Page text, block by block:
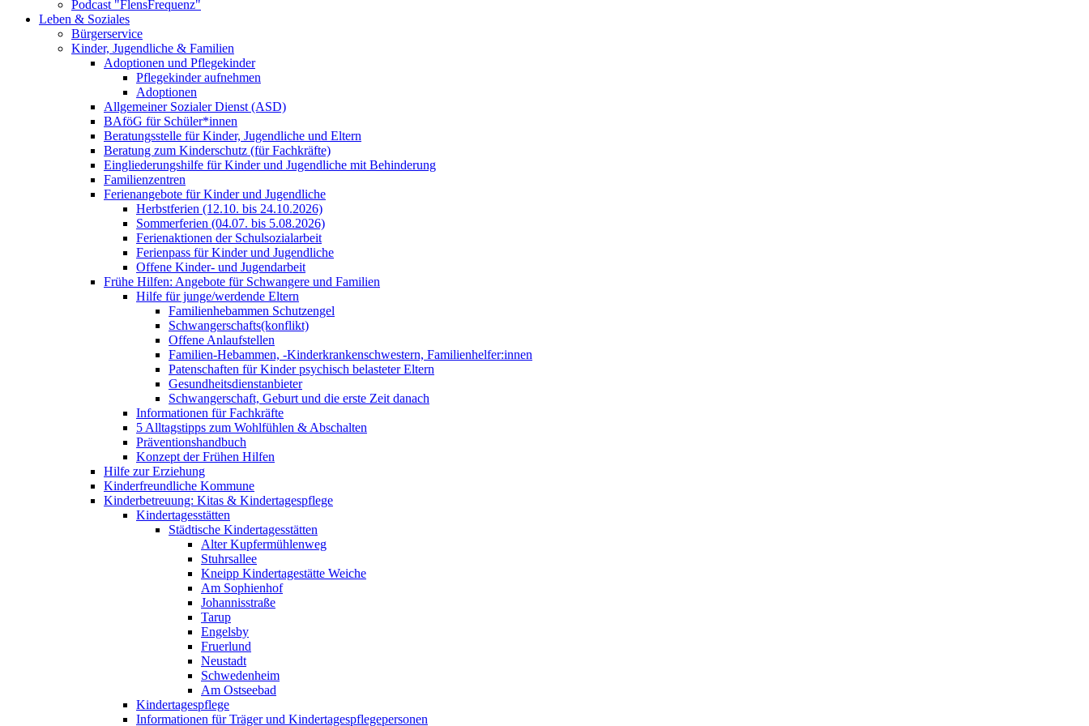
Podcast "FlensFrequenz"
Leben & Soziales
Bürgerservice
Kinder, Jugendliche & Familien
Adoptionen und Pflegekinder
Pflegekinder aufnehmen
Adoptionen
Allgemeiner Sozialer Dienst (ASD)
BAföG für Schüler*innen
Beratungsstelle für Kinder, Jugendliche und Eltern
Beratung zum Kinderschutz (für Fachkräfte)
Eingliederungshilfe für Kinder und Jugendliche mit Behinderung
Familienzentren
Ferienangebote für Kinder und Jugendliche
Herbstferien (12.10. bis 24.10.2026)
Sommerferien (04.07. bis 5.08.2026)
Ferienaktionen der Schulsozialarbeit
Ferienpass für Kinder und Jugendliche
Offene Kinder- und Jugendarbeit
Frühe Hilfen: Angebote für Schwangere und Familien
Hilfe für junge/werdende Eltern
Familienhebammen Schutzengel
Schwangerschafts(konflikt)
Offene Anlaufstellen
Familien-Hebammen, -Kinderkrankenschwestern, Familienhelfer:innen
Patenschaften für Kinder psychisch belasteter Eltern
Gesundheitsdienstanbieter
Schwangerschaft, Geburt und die erste Zeit danach
Informationen für Fachkräfte
5 Alltagstipps zum Wohlfühlen & Abschalten
Präventionshandbuch
Konzept der Frühen Hilfen
Hilfe zur Erziehung
Kinderfreundliche Kommune
Kinderbetreuung: Kitas & Kindertagespflege
Kindertagesstätten
Städtische Kindertagesstätten
Alter Kupfermühlenweg
Stuhrsallee
Kneipp Kindertagestätte Weiche
Am Sophienhof
Johannisstraße
Tarup
Engelsby
Fruerlund
Neustadt
Schwedenheim
Am Ostseebad
Kindertagespflege
Informationen für Träger und Kindertagespflegepersonen